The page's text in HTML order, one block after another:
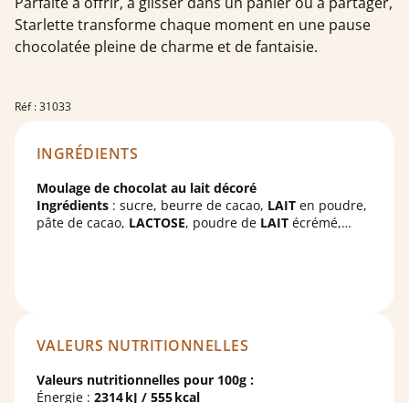
Starlette transforme chaque moment en une pause
chocolatée pleine de charme et de fantaisie.
Réf : 31033
INGRÉDIENTS
Moulage de chocolat au lait décoré
Ingrédients : sucre, beurre de cacao, LAIT en poudre,
pâte de cacao, LACTOSE, poudre de LAIT écrémé,
VALEURS NUTRITIONNELLES
Valeurs nutritionnelles pour 100g :
Énergie : 2314 kJ / 555 kcal